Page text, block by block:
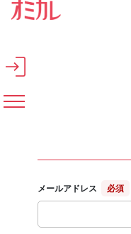
メインコンテンツへスキップ
メールアドレス 必須